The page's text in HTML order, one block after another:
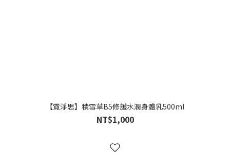
【霓淨思】積雪草B5修護水潤身體乳500ml
NT$1,000